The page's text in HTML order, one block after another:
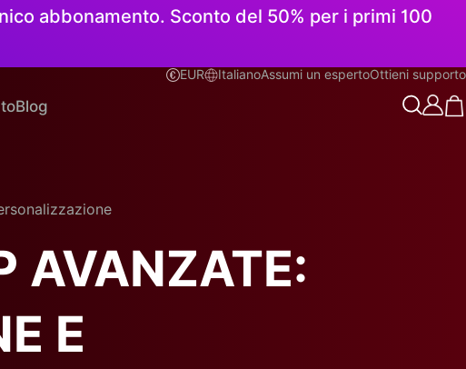
abbonamento. Sconto del 50% per i primi 100
EUR Italiano
Italiano Assumi un espertoOttieni supporto
Blog
AVANZATE:
E